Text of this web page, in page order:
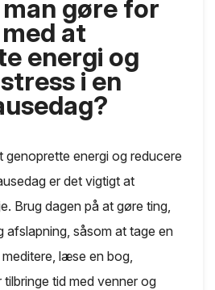
gøre for
at
energi og
i en
genoprette energi og reducere
er det vigtigt at
Brug dagen på at gøre ting,
afslapning, såsom at tage en
læse en bog,
tid med venner og